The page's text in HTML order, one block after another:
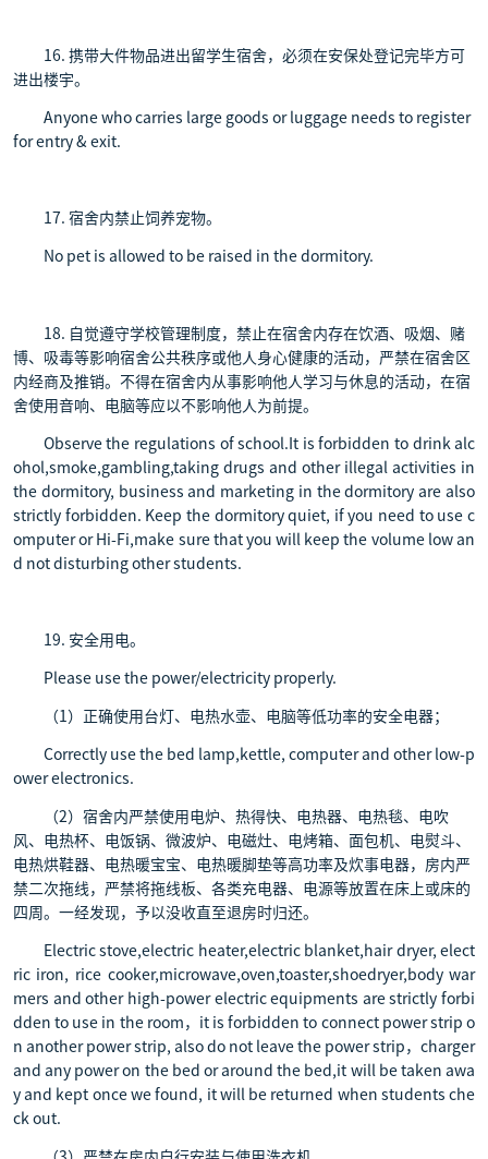
16. 携带大件物品进出留学生宿舍，必须在安保处登记完毕方可
进出楼宇。
Anyone who carries large goods or luggage needs to register
for entry & exit.
17. 宿舍内禁止饲养宠物。
No pet is allowed to be raised in the dormitory.
18. 自觉遵守学校管理制度，禁止在宿舍内存在饮酒、吸烟、赌
博、吸毒等影响宿舍公共秩序或他人身心健康的活动，严禁在宿舍区
内经商及推销。不得在宿舍内从事影响他人学习与休息的活动，在宿
舍使用音响、电脑等应以不影响他人为前提。
Observe the regulations of school.It is forbidden to drink alc
ohol,smoke,gambling,taking drugs and other illegal activities in
the dormitory, business and marketing in the dormitory are also
strictly forbidden. Keep the dormitory quiet, if you need to use c
omputer or Hi-Fi,make sure that you will keep the volume low an
d not disturbing other students.
19. 安全用电。
Please use the power/electricity properly.
（1）正确使用台灯、电热水壶、电脑等低功率的安全电器；
Correctly use the bed lamp,kettle, computer and other low-p
ower electronics.
（2）宿舍内严禁使用电炉、热得快、电热器、电热毯、电吹
风、电热杯、电饭锅、微波炉、电磁灶、电烤箱、面包机、电熨斗、
电热烘鞋器、电热暖宝宝、电热暖脚垫等高功率及炊事电器，房内严
禁二次拖线，严禁将拖线板、各类充电器、电源等放置在床上或床的
四周。一经发现，予以没收直至退房时归还。
Electric stove,electric heater,electric blanket,hair dryer, elect
ric iron, rice cooker,microwave,oven,toaster,shoedryer,body war
mers and other high-power electric equipments are strictly forbi
dden to use in the room，it is forbidden to connect power strip o
n another power strip, also do not leave the power strip，charger
and any power on the bed or around the bed,it will be taken awa
y and kept once we found, it will be returned when students che
ck out.